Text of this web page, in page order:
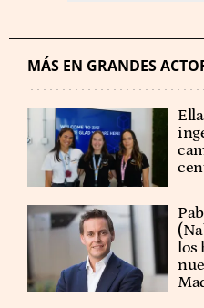
MÁS EN GRANDES
los